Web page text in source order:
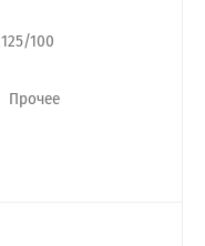
125/100
Прочее